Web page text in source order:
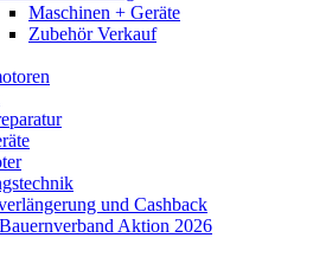
Maschinen + Geräte
Zubehör Verkauf
und Cashback
Aktion 2026